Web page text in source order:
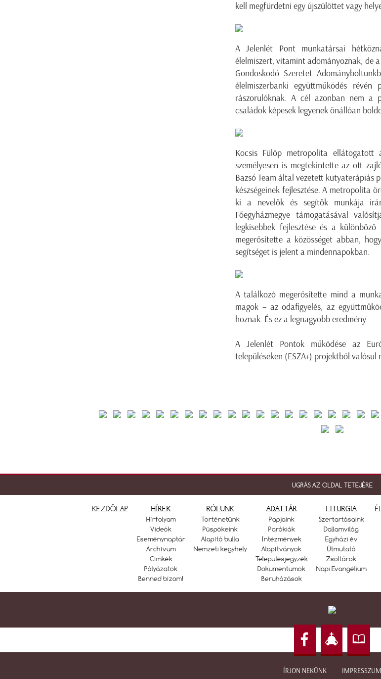
kell megfürdetni egy újszülöttet vagy
A Jelenlét Pont munkatársai
élelmiszert, vitamint adományoznak, de
Gondoskodó Szeretet
élelmiszerbanki együttműködés révén
rászorulóknak. A cél azonban nem a
családok képesek legyenek önállóan
Kocsis Fülöp metropolita
személyesen is megtekintette az ott
Bazsó Team által vezetett kutyaterápiás
készségeinek fejlesztése. A metropolita
ki a nevelők és segítők munkája
Főegyházmegye támogatásával
legkisebbek fejlesztése és a
megerősítette a közösséget abban,
segítséget is jelent a mindennapokban.
A találkozó megerősítette mind a
magok – az odafigyelés, az
hoznak. És ez a legnagyobb eredmény.
A Jelenlét Pontok működése az
településeken (ESZA+) projektből valósul
UGRÁS AZ OLDAL TETEJÉRE
KEZDŐLAP HÍREK
Hírfolyam
Videók
Eseménynaptár
Archívum
Címkék
Pályázatok
Benned bízom!
RÓLUNK
Történetünk
Püspökeink
Alapító bulla
Nemzeti kegyhely
ADATTÁR
Papjaink
Parókiák
Intézmények
Alapítványok
Településjegyzék
Dokumentumok
Beruházások
LITURGIA
Szertartásaink
Dallamvilág
Egyházi év
Útmutató
Zsoltárok
Napi Evangélium
ÍRJON NEKÜNK IMPRESSZUM